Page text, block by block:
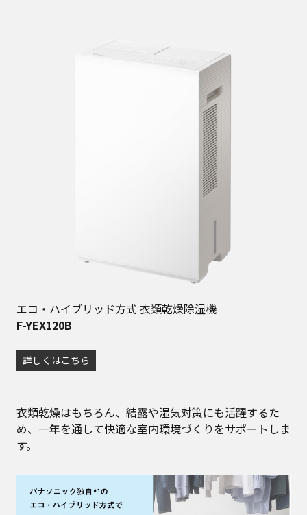
エコ・ハイブリッド方式 衣類乾燥除湿機
F-YEX120B
詳しくはこちら
衣類乾燥はもちろん、結露や湿気対策にも活躍するた
め、一年を通して快適な室内環境づくりをサポートしま
す。